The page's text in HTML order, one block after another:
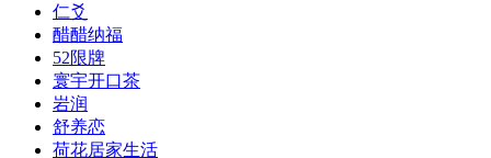
仁爻
醋醋纳福
52限牌
寰宇开口茶
岩润
舒养恋
荷花居家生活